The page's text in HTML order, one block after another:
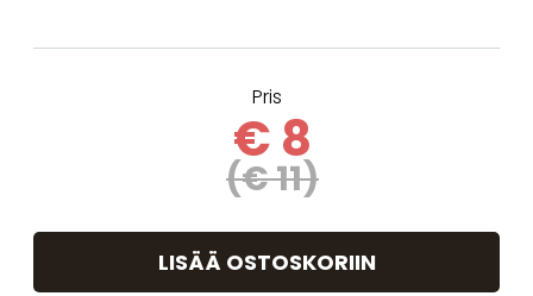
Pris
€ 8
(€ 11)
LISÄÄ OSTOSKORIIN